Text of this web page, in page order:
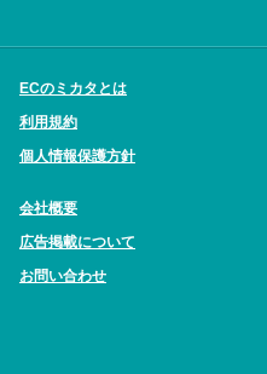
ECのミカタとは
利用規約
個人情報保護方針
会社概要
広告掲載について
お問い合わせ